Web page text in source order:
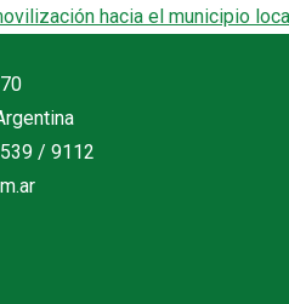
hacia el municipio
/ 9112